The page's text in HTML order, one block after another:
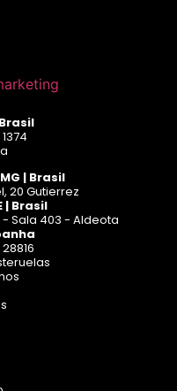
| Brasil
20 Gutierrez
| Brasil
- Sala 403 - Aldeota